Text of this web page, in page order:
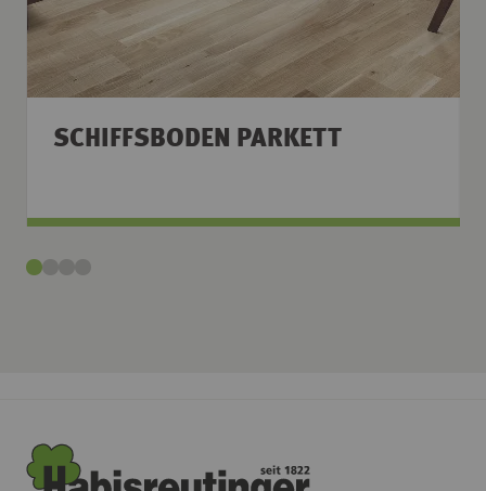
SCHIFFSBODEN PARKETT